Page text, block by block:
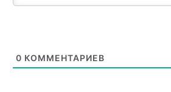
0 КОММЕНТАРИЕВ